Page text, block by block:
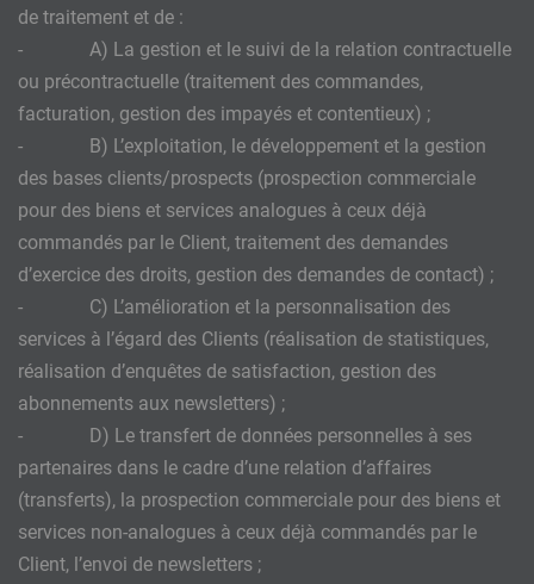
de traitement et de :
- A) La gestion et le suivi de la relation contractuelle
ou précontractuelle (traitement des commandes,
facturation, gestion des impayés et contentieux) ;
- B) L’exploitation, le développement et la gestion
des bases clients/prospects (prospection commerciale
pour des biens et services analogues à ceux déjà
commandés par le Client, traitement des demandes
d’exercice des droits, gestion des demandes de contact) ;
- C) L’amélioration et la personnalisation des
services à l’égard des Clients (réalisation de statistiques,
réalisation d’enquêtes de satisfaction, gestion des
abonnements aux newsletters) ;
- D) Le transfert de données personnelles à ses
partenaires dans le cadre d’une relation d’affaires
(transferts), la prospection commerciale pour des biens et
services non-analogues à ceux déjà commandés par le
Client, l’envoi de newsletters ;